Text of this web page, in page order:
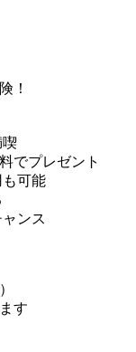
！
でプレゼント
可能
ンス
す